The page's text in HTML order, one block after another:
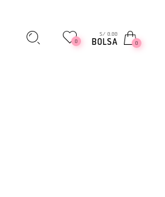
0
S/ 0.00
BOLSA 0